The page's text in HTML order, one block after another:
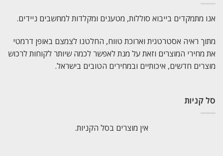
אנו מתמקדים בייבוא סוללות, מטענים ומקלדות למחשבים ניידים.
מתוך ראיה אסטרטגית וארוכת טווח, החלטנו לצמצם באופן דרמטי
את מחירי המוצרים וזאת על מנת לאפשר לכמה שיותר לקוחות לרכוש
מוצרים חדשים, איכותיים ובמחירים הטובים בישראל.
סל קניות
אין מוצרים בסל הקניות.